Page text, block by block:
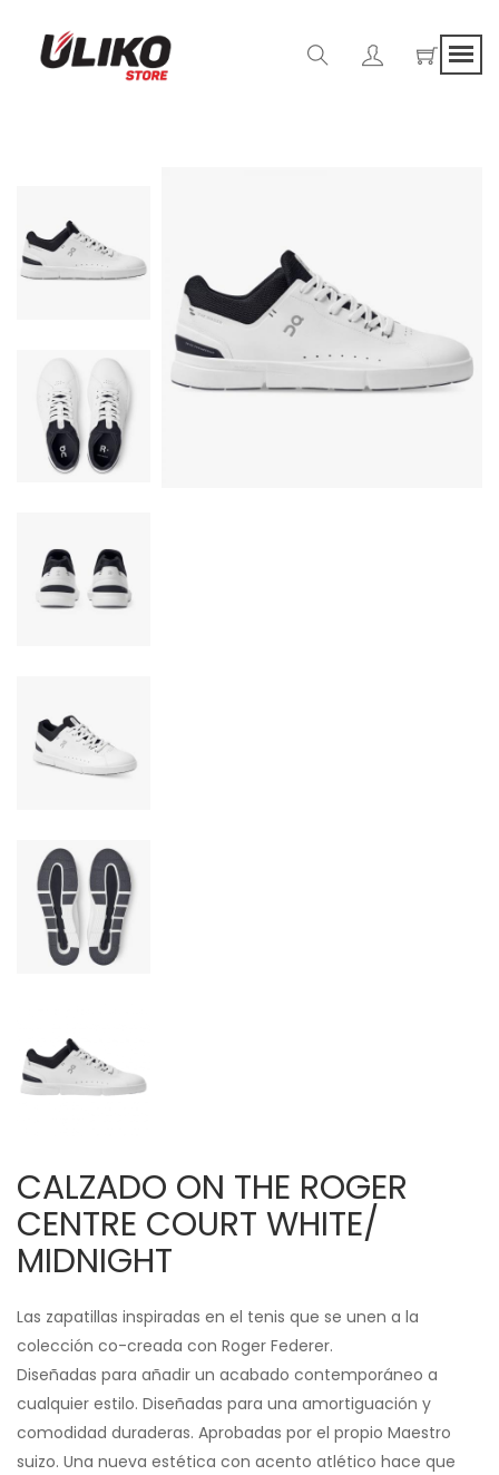
CALZADO ON THE ROGER
CENTRE COURT WHITE/
MIDNIGHT
Las zapatillas inspiradas en el tenis que se unen a la
colección co-creada con Roger Federer.
Diseñadas para añadir un acabado contemporáneo a
cualquier estilo. Diseñadas para una amortiguación y
comodidad duraderas. Aprobadas por el propio Maestro
suizo. Una nueva estética con acento atlético hace que